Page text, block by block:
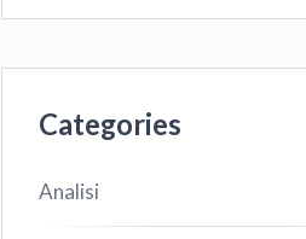
Categories
Analisi